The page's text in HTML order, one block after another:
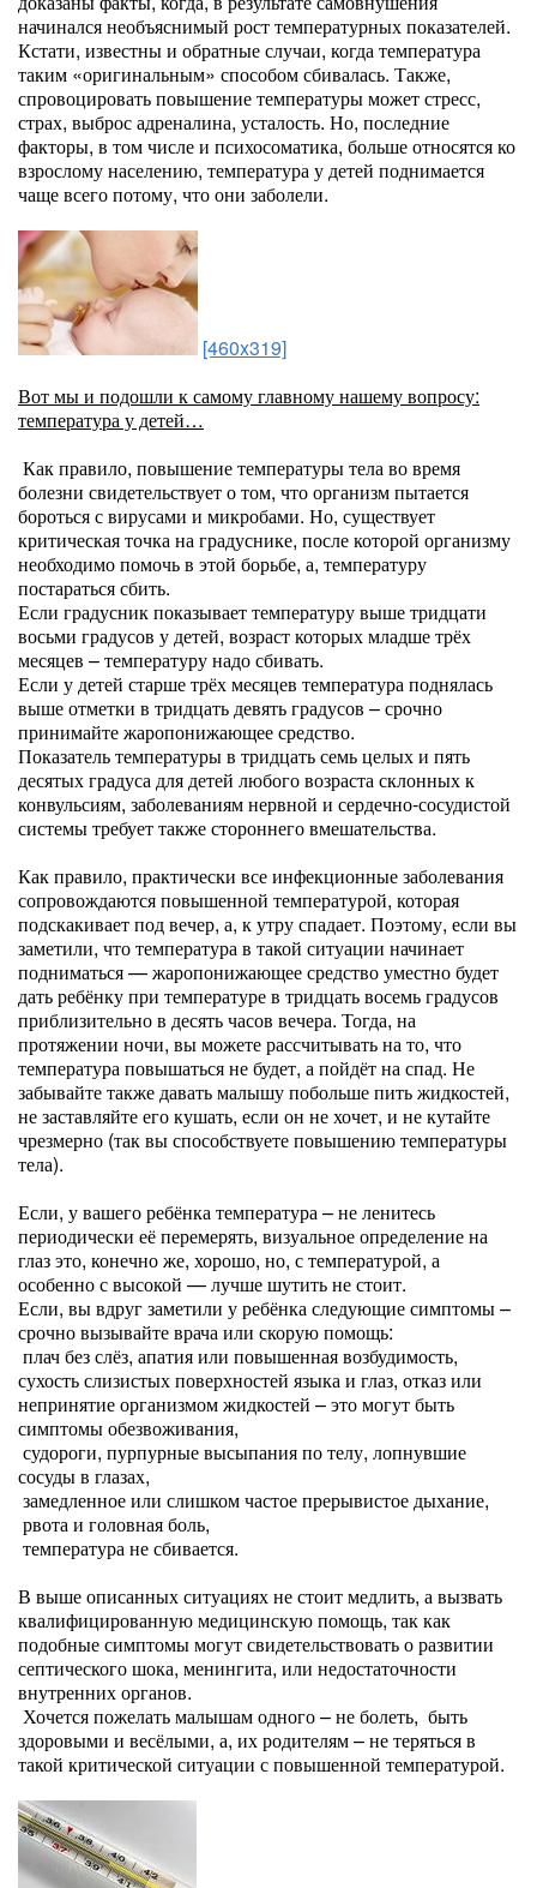
начинался необъяснимый рост температурных показателей.
Кстати, известны и обратные случаи, когда температура
таким «оригинальным» способом сбивалась. Также,
спровоцировать повышение температуры может стресс,
страх, выброс адреналина, усталость. Но, последние
факторы, в том числе и психосоматика, больше относятся ко
взрослому населению, температура у детей поднимается
чаще всего потому, что они заболели.
[460x319]
Вот мы и подошли к самому главному нашему вопросу:
температура у детей…
Как правило, повышение температуры тела во время
болезни свидетельствует о том, что организм пытается
бороться с вирусами и микробами. Но, существует
критическая точка на градуснике, после которой организму
необходимо помочь в этой борьбе, а, температуру
постараться сбить.
Если градусник показывает температуру выше тридцати
восьми градусов у детей, возраст которых младше трёх
месяцев – температуру надо сбивать.
Если у детей старше трёх месяцев температура поднялась
выше отметки в тридцать девять градусов – срочно
принимайте жаропонижающее средство.
Показатель температуры в тридцать семь целых и пять
десятых градуса для детей любого возраста склонных к
конвульсиям, заболеваниям нервной и сердечно-сосудистой
системы требует также стороннего вмешательства.
Как правило, практически все инфекционные заболевания
сопровождаются повышенной температурой, которая
подскакивает под вечер, а, к утру спадает. Поэтому, если вы
заметили, что температура в такой ситуации начинает
подниматься — жаропонижающее средство уместно будет
дать ребёнку при температуре в тридцать восемь градусов
приблизительно в десять часов вечера. Тогда, на
протяжении ночи, вы можете рассчитывать на то, что
температура повышаться не будет, а пойдёт на спад. Не
забывайте также давать малышу побольше пить жидкостей,
не заставляйте его кушать, если он не хочет, и не кутайте
чрезмерно (так вы способствуете повышению температуры
тела).
Если, у вашего ребёнка температура – не ленитесь
периодически её перемерять, визуальное определение на
глаз это, конечно же, хорошо, но, с температурой, а
особенно с высокой — лучше шутить не стоит.
Если, вы вдруг заметили у ребёнка следующие симптомы –
срочно вызывайте врача или скорую помощь:
плач без слёз, апатия или повышенная возбудимость,
сухость слизистых поверхностей языка и глаз, отказ или
непринятие организмом жидкостей – это могут быть
симптомы обезвоживания,
судороги, пурпурные высыпания по телу, лопнувшие
сосуды в глазах,
замедленное или слишком частое прерывистое дыхание,
рвота и головная боль,
температура не сбивается.
В выше описанных ситуациях не стоит медлить, а вызвать
квалифицированную медицинскую помощь, так как
подобные симптомы могут свидетельствовать о развитии
септического шока, менингита, или недостаточности
внутренних органов.
Хочется пожелать малышам одного – не болеть, быть
здоровыми и весёлыми, а, их родителям – не теряться в
такой критической ситуации с повышенной температурой.